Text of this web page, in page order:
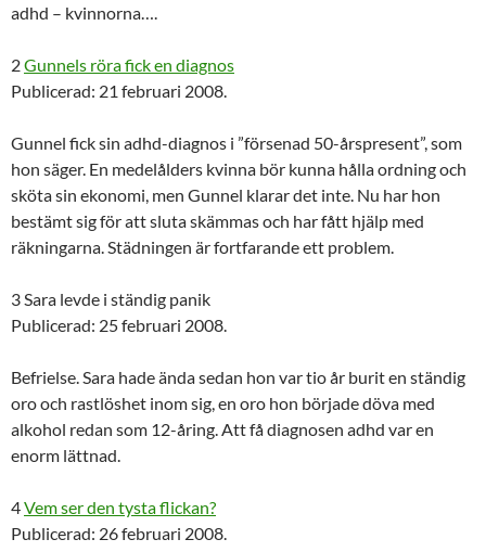
adhd – kvinnorna….
2Gunnels röra fick en diagnos
Publicerad: 21 februari 2008.
Gunnel fick sin adhd-diagnos i ”försenad 50-årspresent”, som
hon säger. En medelålders kvinna bör kunna hålla ordning och
sköta sin ekonomi, men Gunnel klarar det inte. Nu har hon
bestämt sig för att sluta skämmas och har fått hjälp med
räkningarna. Städningen är fortfarande ett problem.
3 Sara levde i ständig panik
Publicerad: 25 februari 2008.
Befrielse. Sara hade ända sedan hon var tio år burit en ständig
oro och rastlöshet inom sig, en oro hon började döva med
alkohol ­redan som 12-åring. Att få diagnosen adhd var en
enorm lättnad.
4Vem ser den tysta flickan?
Publicerad: 26 februari 2008.